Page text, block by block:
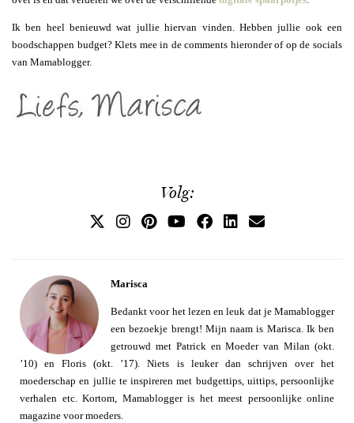
Ik ben heel benieuwd wat jullie hiervan vinden. Hebben jullie ook een
boodschappen budget? Klets mee in de comments hieronder of op de socials
van Mamablogger.
Volg:
Marisca
Bedankt voor het lezen en leuk dat je Mamablogger
een bezoekje brengt! Mijn naam is Marisca. Ik ben
getrouwd met Patrick en Moeder van Milan (okt.
’10) en Floris (okt. ’17). Niets is leuker dan schrijven over het
moederschap en jullie te inspireren met budgettips, uittips, persoonlijke
verhalen etc. Kortom, Mamablogger is het meest persoonlijke online
magazine voor moeders.